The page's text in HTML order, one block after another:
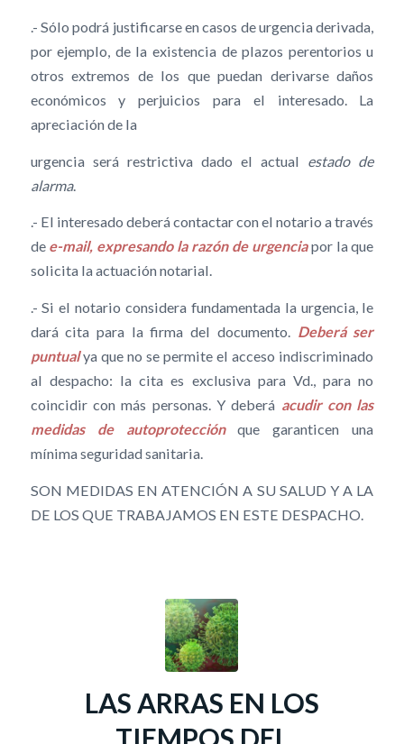
.- Sólo podrá justificarse en casos de urgencia derivada,
por ejemplo, de la existencia de plazos perentorios u
otros extremos de los que puedan derivarse daños
económicos y perjuicios para el interesado. La
apreciación de la
urgencia será restrictiva dado el actual estado de
alarma.
.- El interesado deberá contactar con el notario a través
de e-mail, expresando la razón de urgenciapor la que
solicita la actuación notarial.
.- Si el notario considera fundamentada la urgencia, le
dará cita para la firma del documento. Deberá ser
puntualya que no se permite el acceso indiscriminado
al despacho: la cita es exclusiva para Vd., para no
coincidir con más personas. Y deberá acudir con las
medidas de autoprotecciónque garanticen una
mínima seguridad sanitaria.
SON MEDIDAS EN ATENCIÓN A SU SALUD Y A LA
DE LOS QUE TRABAJAMOS EN ESTE DESPACHO.
LAS ARRAS EN LOS